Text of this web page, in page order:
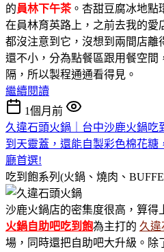
的員林下午茶。杏甜豆腐冰地點
在員林育英路上，之前去我的愛
都沒注意到它，沒想到兩間店離
還不小，分為點餐區跟用餐空間
隔，所以製程通通看得見。
繼續閱讀
1個月前
久違石頭火鍋｜台中沙鹿火鍋吃
到天靈蓋，還能自製彩色棉花
廳首選!
吃到飽系列(火鍋、燒肉、
沙鹿火鍋店的密集度很高，算得
火鍋自助吧吃到飽為主打的 久違
場，同時還把自助吧大升級。除